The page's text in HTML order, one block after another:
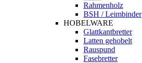
Rahmenholz
BSH / Leimbinder
HOBELWARE
Glattkantbretter
Latten gehobelt
Rauspund
Fasebretter